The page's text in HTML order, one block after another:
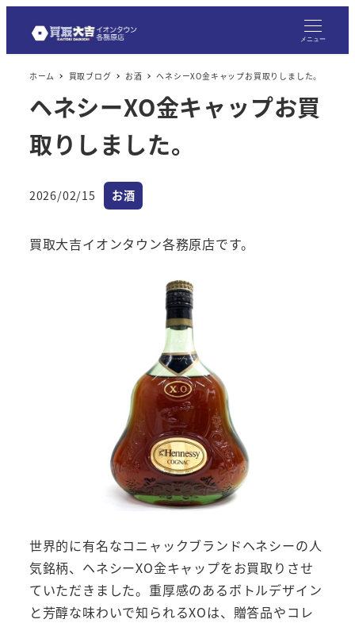
メニュー
ホーム 買取ブログ お酒 ヘネシーXO金キャップお買取りしました。
ヘネシーXO金キャップお買
取りしました。
投稿日
2026/02/15 カテゴリー
お酒
買取大吉イオンタウン各務原店です。
世界的に有名なコニャックブランドヘネシーの人
気銘柄、ヘネシーXO金キャップをお買取りさせ
ていただきました。重厚感のあるボトルデザイン
と芳醇な味わいで知られるXOは、贈答品やコレ